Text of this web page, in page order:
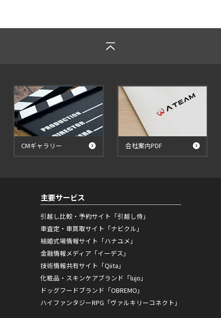
CMギャラリー 会社案内PDF
主要サービス
引越し比較・予約サイト「引越し侍」
車査定・車買取サイト「ナビクル」
結婚式場情報サイト「ハナユメ」
金融情報メディア「イーデス」
技術情報共有サイト「Qiita」
化粧品・スキンケアブランド「lujo」
ドッグフードブランド「OBREMO」
ハイファンタジーRPG「ヴァルキリーコネクト」